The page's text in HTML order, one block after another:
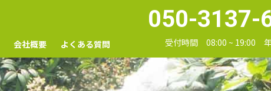
会社概要 よくある質問
050-3137-
受付時間 08:00 ~ 19:00